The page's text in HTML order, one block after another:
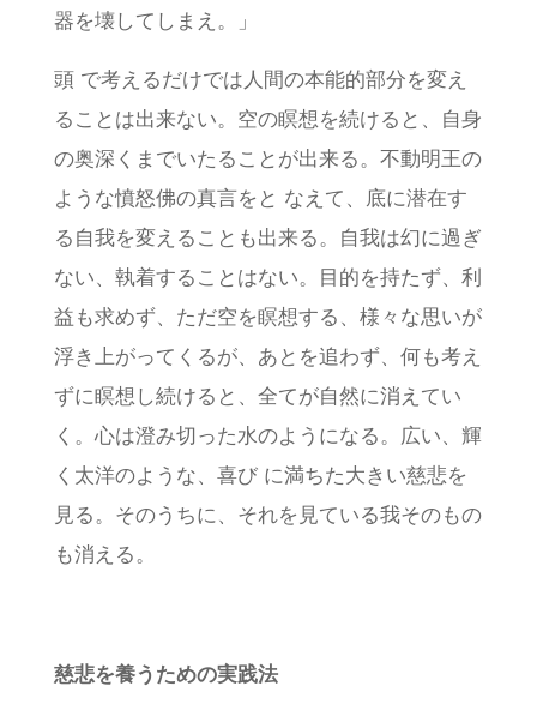
器を壊してしまえ。」
頭 で考えるだけでは人間の本能的部分を変え
ることは出来ない。空の瞑想を続けると、自身
の奥深くまでいたることが出来る。不動明王の
ような憤怒佛の真言をと なえて、底に潜在す
る自我を変えることも出来る。自我は幻に過ぎ
ない、執着することはない。目的を持たず、利
益も求めず、ただ空を瞑想する、様々な思いが
浮き上がってくるが、あとを追わず、何も考え
ずに瞑想し続けると、全てが自然に消えてい
く。心は澄み切った水のようになる。広い、輝
く太洋のような、喜び に満ちた大きい慈悲を
見る。そのうちに、それを見ている我そのもの
も消える。
慈悲を養うための実践法